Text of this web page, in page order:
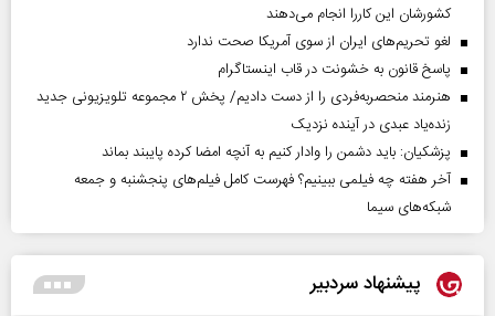
کشورشان این کاررا انجام می‌دهند
لغو تحریم‌های ایران از سوی آمریکا صحت ندارد
پاسخ قانون به خشونت در قاب اینستاگرام
هنرمند منحصر‌به‌فردی را از دست دادیم/ پخش ۲ مجموعه تلویزیونی جدید
زنده‌یاد عبدی در آینده نزدیک
پزشکیان: باید دشمن را وادار کنیم به آنچه امضا کرده پایبند بماند
آخر هفته چه فیلمی ببینیم؟ فهرست کامل فیلم‌های پنجشنبه و جمعه
شبکه‌های سیما
پیشنهاد سردبیر